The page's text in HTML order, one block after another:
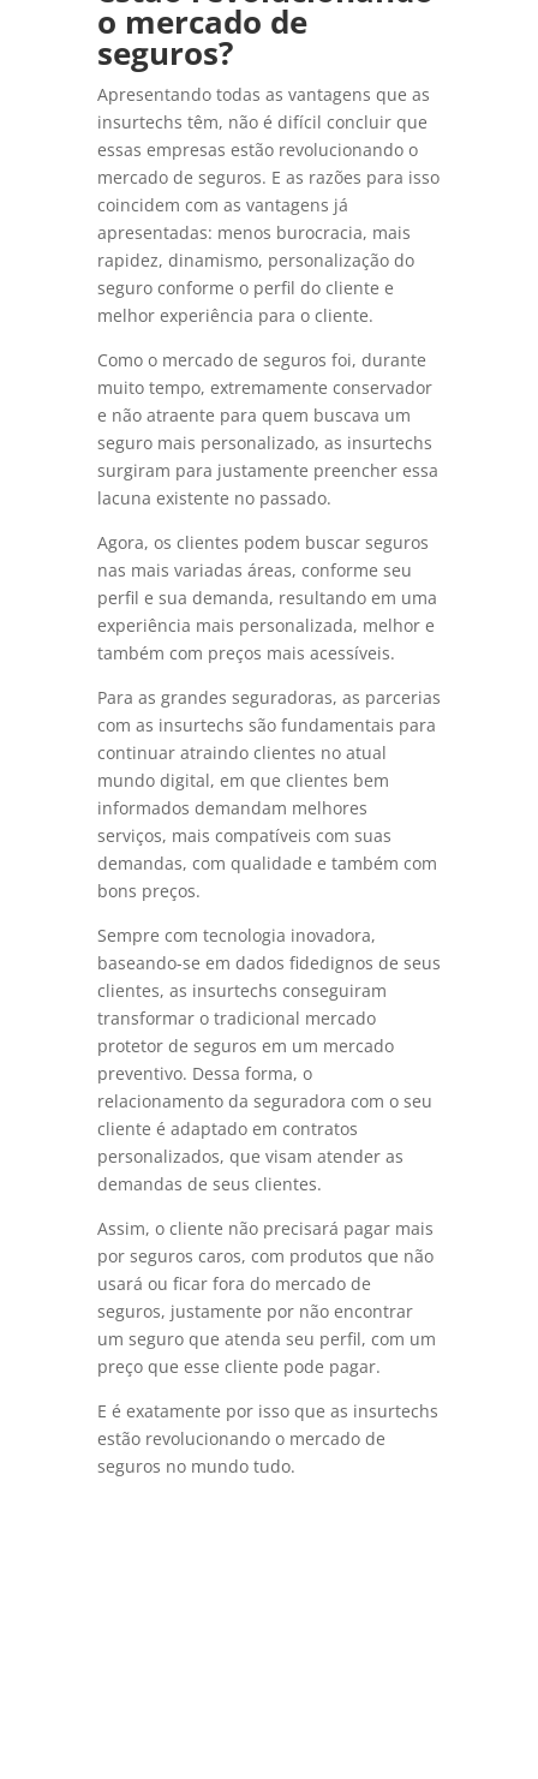
o mercado de
seguros?
Apresentando todas as vantagens que as
insurtechs têm, não é difícil concluir que
essas empresas estão revolucionando o
mercado de seguros. E as razões para isso
coincidem com as vantagens já
apresentadas: menos burocracia, mais
rapidez, dinamismo, personalização do
seguro conforme o perfil do cliente e
melhor experiência para o cliente.
Como o mercado de seguros foi, durante
muito tempo, extremamente conservador
e não atraente para quem buscava um
seguro mais personalizado, as insurtechs
surgiram para justamente preencher essa
lacuna existente no passado.
Agora, os clientes podem buscar seguros
nas mais variadas áreas, conforme seu
perfil e sua demanda, resultando em uma
experiência mais personalizada, melhor e
também com preços mais acessíveis.
Para as grandes seguradoras, as parcerias
com as insurtechs são fundamentais para
continuar atraindo clientes no atual
mundo digital, em que clientes bem
informados demandam melhores
serviços, mais compatíveis com suas
demandas, com qualidade e também com
bons preços.
Sempre com tecnologia inovadora,
baseando-se em dados fidedignos de seus
clientes, as insurtechs conseguiram
transformar o tradicional mercado
protetor de seguros em um mercado
preventivo. Dessa forma, o
relacionamento da seguradora com o seu
cliente é adaptado em contratos
personalizados, que visam atender as
demandas de seus clientes.
Assim, o cliente não precisará pagar mais
por seguros caros, com produtos que não
usará ou ficar fora do mercado de
seguros, justamente por não encontrar
um seguro que atenda seu perfil, com um
preço que esse cliente pode pagar.
E é exatamente por isso que as insurtechs
estão revolucionando o mercado de
seguros no mundo tudo.